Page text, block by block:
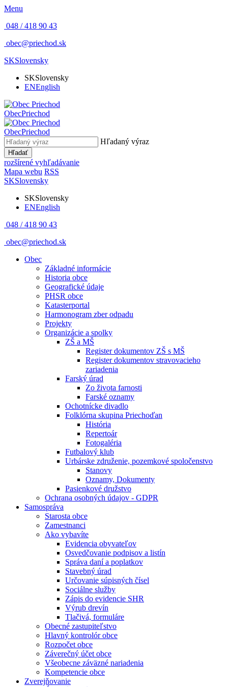
Menu
048 / 418 90 43
obec@priechod.sk
SKSlovensky
SKSlovensky
ENEnglish
ObecPriechod
ObecPriechod
Hľadaný výraz
Hľadať
rozšírené vyhľadávanie
Mapa webu RSS
SKSlovensky
SKSlovensky
ENEnglish
048 / 418 90 43
obec@priechod.sk
Obec
Základné informácie
Historia obce
Geografické údaje
PHSR obce
Katasterportal
Harmonogram zber odpadu
Projekty
Organizácie a spolky
ZŠ a MŠ
Register dokumentov ZŠ s MŠ
Register dokumentov stravovacieho
zariadenia
Farský úrad
Zo života farnosti
Farské oznamy
Ochotnícke divadlo
Folklórna skupina Priechoďan
História
Repertoár
Fotogaléria
Futbalový klub
Urbárske združenie, pozemkové spoločenstvo
Stanovy
Oznamy, Dokumenty
Pasienkové družstvo
Ochrana osobných údajov - GDPR
Samospráva
Starosta obce
Zamestnanci
Ako vybavíte
Evidencia obyvateľov
Osvedčovanie podpisov a listín
Správa daní a poplatkov
Stavebný úrad
Určovanie súpisných čísel
Sociálne služby
Zápis do evidencie SHR
Výrub drevín
Tlačivá, formuláre
Obecné zastupiteľstvo
Hlavný kontrolór obce
Rozpočet obce
Záverečný účet obce
Všeobecne záväzné nariadenia
Kompetencie obce
Zverejňovanie